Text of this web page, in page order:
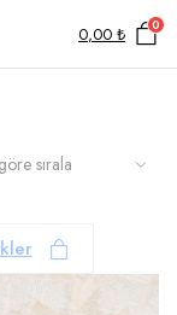
0,00 ₺ 0